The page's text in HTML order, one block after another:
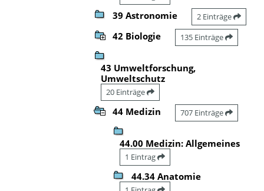
39 Astronomie 2 Einträge
42 Biologie 135 Einträge
43 Umweltforschung,
Umweltschutz
20 Einträge
44 Medizin 707 Einträge
44.00 Medizin: Allgemeines
1 Eintrag
44.34 Anatomie